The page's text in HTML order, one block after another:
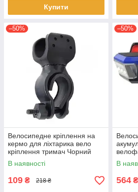
Купити
–50%
Велосипедне кріплення на
кермо для ліхтарика вело
кріплення тримач Чорний
В наявності
109 ₴ 218 ₴
–50%
В
564 ₴